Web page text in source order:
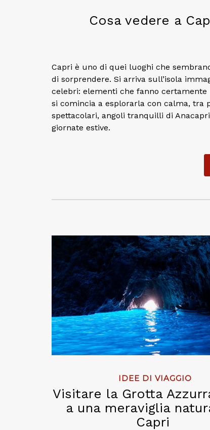
Cosa vedere a
Capri è uno di quei luoghi che
di sorprendere. Si arriva sull’isola
celebri: elementi che fanno
si comincia a esplorarla con calma, tra
spettacolari, angoli tranquilli di
giornate estive.
IDEE DI VIAGGIO
Visitare la Grotta
a una meraviglia
Capri